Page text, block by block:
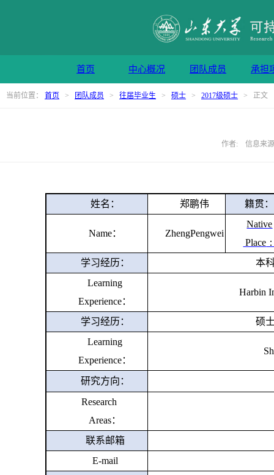
首页 中心概况 团队成员 承担
当前位置： 首页 > 团队成员 > 往届毕业生 > 硕士 > 2017级硕士 > 正文
作者: 信息来
姓名： 郑鹏伟 籍贯：
Name： ZhengPengwei
Native
Place
学习经历：
本
Learning
Experience：
Harbin
学习经历：
硕
Learning
Experience：
研究方向：
Research
Areas：
联系邮箱
E-mail